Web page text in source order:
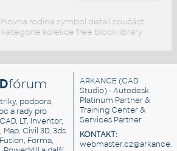
rodina symbol detail součást
kategorie kolekce free block library
fórum
podpora,
a rady pro
LT, Inventor,
Map, Civil 3D, 3ds
Forma,
ARKANCE (CAD
Studio) - Autodesk
Platinum Partner &
Training Center &
Services Partner
KONTAKT: